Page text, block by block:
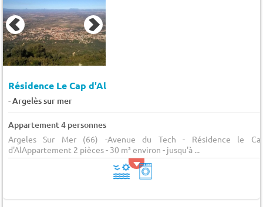
Résidence Le Cap d'Al
-Argelès sur mer
Appartement 4 personnes
Argeles Sur Mer (66) -Avenue du Tech - Résidence le
d'AlAppartement 2 pièces - 30 m² environ - jusqu'à ...